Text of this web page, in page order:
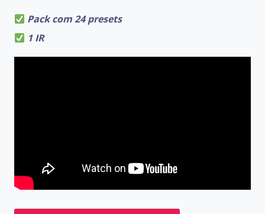
Pack com 24 presets
1 IR